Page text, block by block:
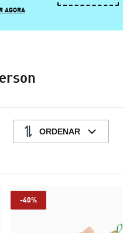
AGORA
ORDENAR
-40%